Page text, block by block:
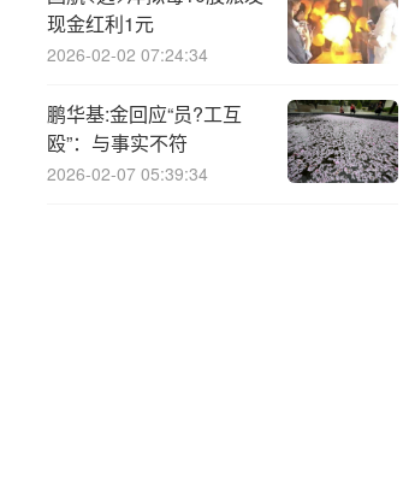
现金红利1元
2026-02-02 07:24:34
鹏华基:金回应“员?工互
殴”：与事实不符
2026-02-07 05:39:34